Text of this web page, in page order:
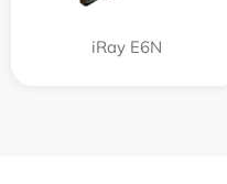
iRay E6N